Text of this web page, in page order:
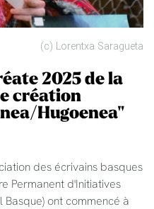
(c) Lorentxa Saragueta
2025 de la
création
Hugoenea"
des écrivains basques
Permanent d'Initiatives
ont commencé à